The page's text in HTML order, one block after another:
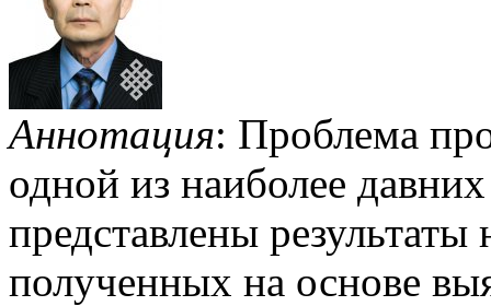
Аннотация: Проблема
одной из наиболее
представлены
полученных на основе